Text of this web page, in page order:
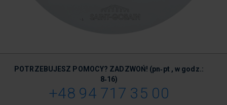
POTRZEBUJESZ POMOCY? ZADZWOŃ! (pn‑pt , w godz.:
8‑16)
+48 94 717 35 00